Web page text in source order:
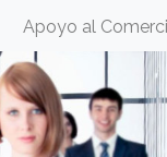
Apoyo al